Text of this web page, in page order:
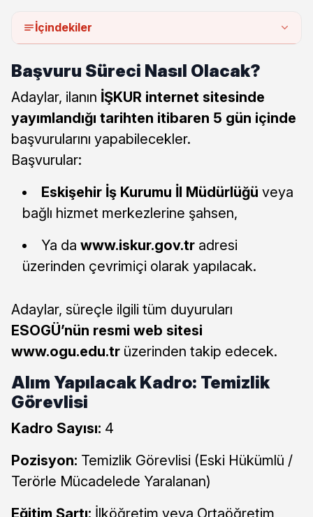
İçindekiler
Başvuru Süreci Nasıl Olacak?
Adaylar, ilanın İŞKUR internet sitesinde
yayımlandığı tarihten itibaren 5 gün içinde
başvurularını yapabilecekler.
Başvurular:
Eskişehir İş Kurumu İl Müdürlüğü veya
bağlı hizmet merkezlerine şahsen,
Ya da www.iskur.gov.tr adresi
üzerinden çevrimiçi olarak yapılacak.
Adaylar, süreçle ilgili tüm duyuruları
ESOGÜ’nün resmi web sitesi
www.ogu.edu.tr üzerinden takip edecek.
Alım Yapılacak Kadro: Temizlik
Görevlisi
Kadro Sayısı: 4
Pozisyon: Temizlik Görevlisi (Eski Hükümlü /
Terörle Mücadelede Yaralanan)
Eğitim Şartı: İlköğretim veya Ortaöğretim